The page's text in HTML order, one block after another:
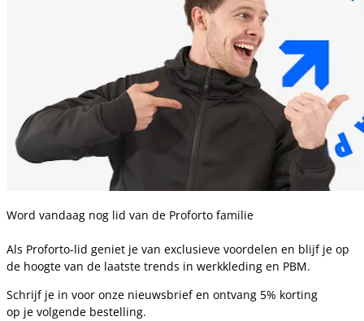
Word vandaag nog lid van de Proforto familie
Als Proforto-lid geniet je van exclusieve voordelen en blijf je op
de hoogte van de laatste trends in werkkleding en PBM.
Schrijf je in voor onze nieuwsbrief en ontvang 5% korting
op je volgende bestelling.